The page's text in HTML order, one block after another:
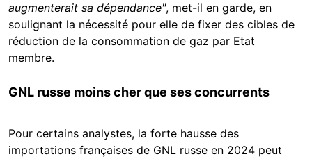
augmenterait sa dépendance", met-il en garde, en
soulignant la nécessité pour elle de fixer des cibles de
réduction de la consommation de gaz par Etat
membre.
GNL russe moins cher que ses concurrents
Pour certains analystes, la forte hausse des
importations françaises de GNL russe en 2024 peut